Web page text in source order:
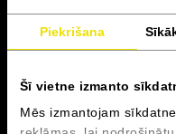
Piekrišana
Šī vietne izmanto
Mēs izmantojam
Serviss